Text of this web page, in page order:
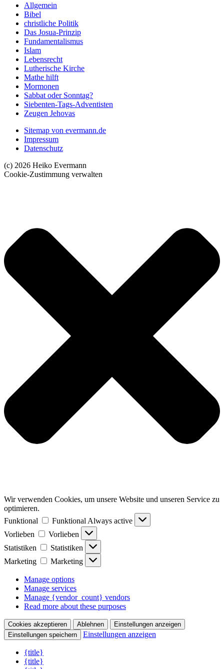
Allgemein
Bibel
christliche Politik
Das Josua-Prinzip
Fundamentalismus
Islam
Lebensrecht
Lutherische Kirche
Mathe hilft
Mormonen
Sabbat oder Sonntag?
Siebenten-Tags-Adventisten
Zeugen Jehovas
Sitemap von evermann.de
Impressum
Datenschutz
(c) 2026 Heiko Evermann
Cookie-Zustimmung verwalten
Wir verwenden Cookies, um unsere Website und unseren Service zu
optimieren.
Funktional
Funktional Always active
Vorlieben
Vorlieben
Statistiken
Statistiken
Marketing
Marketing
Manage options
Manage services
Manage {vendor_count} vendors
Read more about these purposes
Cookies akzeptieren Ablehnen
Einstellungen anzeigen
Einstellungen speichern
Einstellungen anzeigen
{title}
{title}